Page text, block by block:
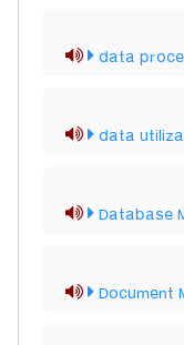
data
data
Database
Document